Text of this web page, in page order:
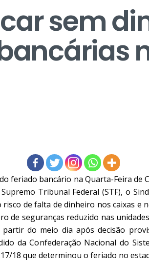
sem
feriado bancário na Quarta-Feira de
Tribunal Federal (STF), o
de falta de dinheiro nos caixas e
de seguranças reduzido nas
do meio dia após decisão
da Confederação Nacional do
18 que determinou o feriado no